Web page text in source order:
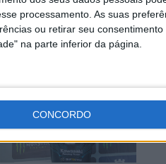
processamento. As suas
ou retirar seu consentimento
na parte inferior da página.
CONCORDO